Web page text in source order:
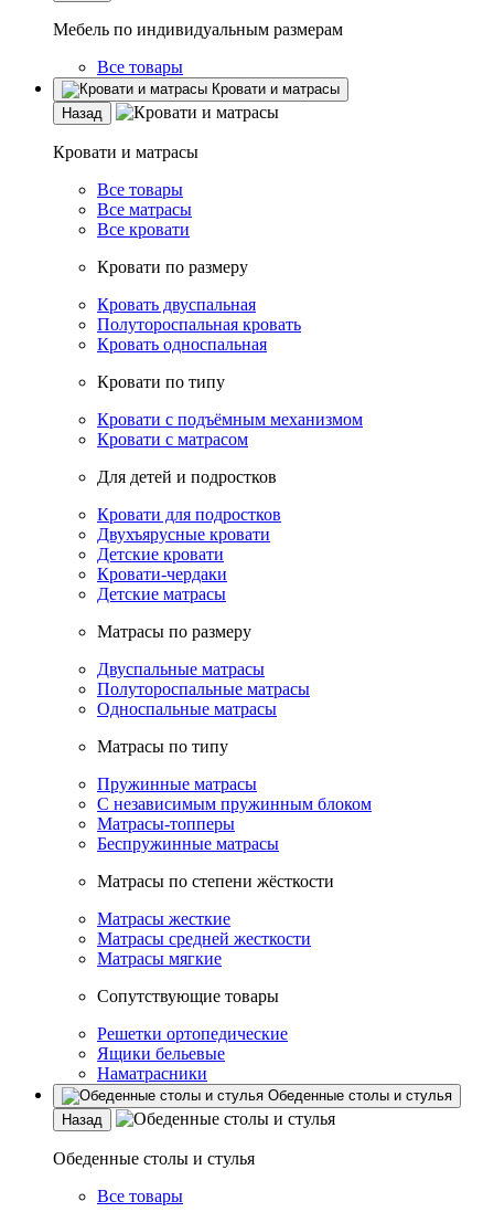
Мебель по индивидуальным размерам
Все товары
Кровати и матрасы
Назад
Кровати и матрасы
Все товары
Все матрасы
Все кровати
Кровати по размеру
Кровать двуспальная
Полутороспальная кровать
Кровать односпальная
Кровати по типу
Кровати с подъёмным механизмом
Кровати с матрасом
Для детей и подростков
Кровати для подростков
Двухъярусные кровати
Детские кровати
Кровати-чердаки
Детские матрасы
Матрасы по размеру
Двуспальные матрасы
Полутороспальные матрасы
Односпальные матрасы
Матрасы по типу
Пружинные матрасы
С независимым пружинным блоком
Матрасы-топперы
Беспружинные матрасы
Матрасы по степени жёсткости
Матрасы жесткие
Матрасы средней жесткости
Матрасы мягкие
Сопутствующие товары
Решетки ортопедические
Ящики бельевые
Наматрасники
Обеденные столы и стулья
Назад
Обеденные столы и стулья
Все товары